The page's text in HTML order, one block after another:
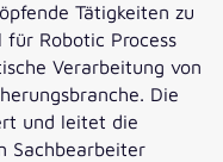
Tätigkeiten zu
für Robotic Process
Verarbeitung von
Die
und leitet die
Sachbearbeiter